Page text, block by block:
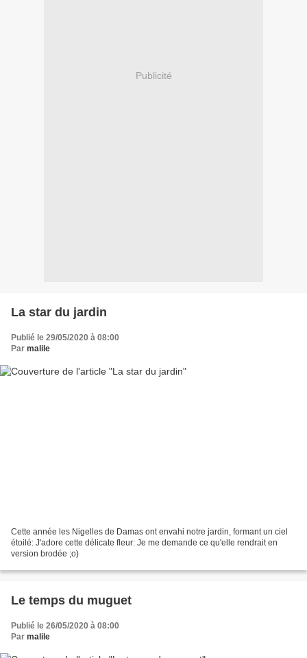
Publicité
La star du jardin
Publié le 29/05/2020 à 08:00
Par malile
Cette année les Nigelles de Damas ont envahi notre jardin, formant un ciel
étoilé: J'adore cette délicate fleur: Je me demande ce qu'elle rendrait en
version brodée ;o)
Le temps du muguet
Publié le 26/05/2020 à 08:00
Par malile